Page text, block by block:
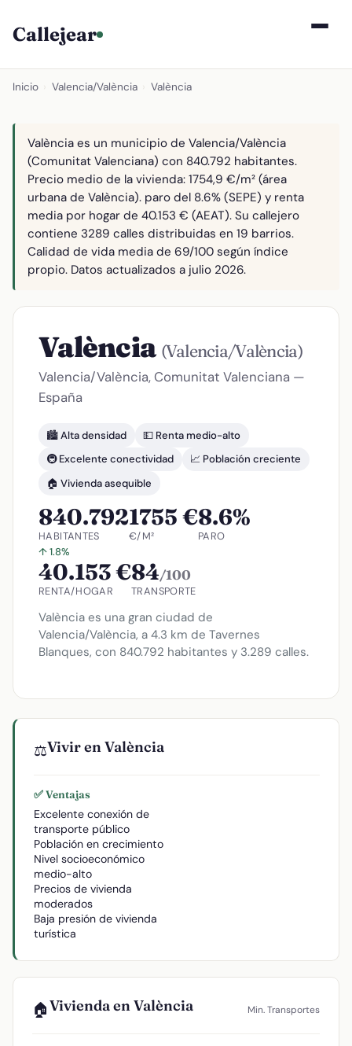
Callejear
Inicio Valencia/València València
València es un municipio de Valencia/València
(Comunitat Valenciana) con 840.792 habitantes.
Precio medio de la vivienda: 1754,9 €/m² (área
urbana de València). paro del 8.6% (SEPE) y renta
media por hogar de 40.153 € (AEAT). Su callejero
contiene 3289 calles distribuidas en 19 barrios.
Calidad de vida media de 69/100 según índice
propio. Datos actualizados a julio 2026.
València (Valencia/València)
Valencia/València, Comunitat Valenciana —
España
🏙️ Alta densidad
💵 Renta medio-alto
🚇 Excelente conectividad
📈 Población creciente
🏠 Vivienda asequible
840.792
HABITANTES
↑ 1.8%
1755 €
€/M²
8.6%
PARO
40.153 €
RENTA/HOGAR
84/100
TRANSPORTE
València es una gran ciudad de
Valencia/València, a 4.3 km de Tavernes
Blanques, con 840.792 habitantes y 3.289 calles.
⚖️Vivir en València
✅ Ventajas
Excelente conexión de
transporte público
Población en crecimiento
Nivel socioeconómico
medio-alto
Precios de vivienda
moderados
Baja presión de vivienda
turística
🏠Vivienda en València Min. Transportes